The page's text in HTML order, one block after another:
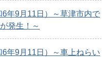
6年9月11日）～草津市内で
発生！～
6年9月11日）～車上ねらい